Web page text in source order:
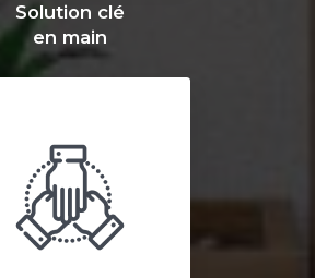
Solution clé
en main